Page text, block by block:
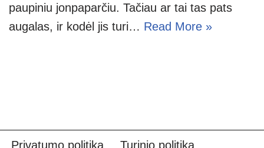
paupiniu jonpaparčiu. Tačiau ar tai tas pats
augalas, ir kodėl jis turi… Read More »
Privatumo politika
Turinio politika